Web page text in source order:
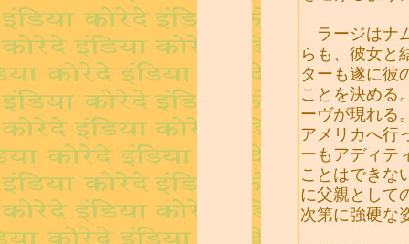
ラージはナ
らも、彼女と
ターも遂に彼
ことを決める
ーヴが現れる
アメリカへ行
ーもアディテ
ことはできな
に父親として
次第に強硬な